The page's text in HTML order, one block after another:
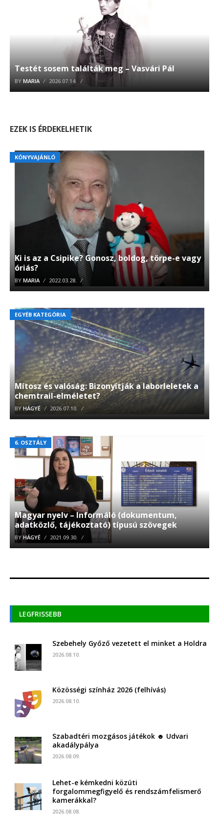
Testét sosem találták meg – Vasvári Pál
BY MARIA 2026.07.14.
EZEK IS ÉRDEKELHETIK
KÖNYVAJÁNLÓ
Ki is az a Csipike? Gonosz, boldog, törpe-e vagy
óriás?
BY MARIA 2022.03.28.
EGYÉB KATEGÓRIA
Mítosz és valóság: Bizonyítják a laborleletek a
chemtrail-elméletet?
BY HÁGYÉ 2026.07.10.
6. OSZTÁLY
Magyar nyelv – Informáló (dokumentum,
adatközlő, tájékoztató) típusú szövegek
BY HÁGYÉ 2021.09.30.
LEGFRISSEBB
Szebehely Győző vezetett el minket a Holdra
2026.08.10.
Közösségi színház 2026 (felhívás)
2026.08.10.
Szabadtéri mozgásos játékok ☻ Udvari
akadálypálya
2026.08.09.
Lehet-e kémkedni közúti
forgalommegfigyelő és rendszámfelismerő
kamerákkal?
2026.08.08.